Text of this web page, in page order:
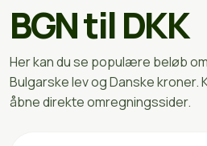
BGN til DKK
Her kan du se populære beløb
Bulgarske lev og Danske kroner.
åbne direkte omregningssider.